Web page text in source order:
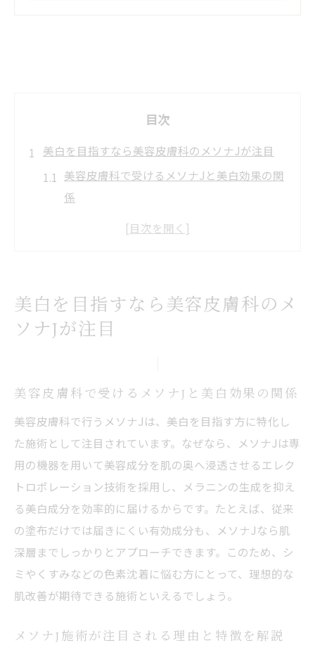
目次
美白を目指すなら美容皮膚科のメソナJが注目
美容皮膚科で受けるメソナJと美白効果の関
係
メソナJ施術が注目される理由と特徴を解説
メソナJ施術後に実感できる自然な美肌とは
美容皮膚科で実践するメソナJのメリットを
紹介
メソナJの美肌効果と持続期間を徹底解説
美容皮膚科メソナJの効果と持続期間の目安
メソナJ施術で得られる美肌変化とその理由
美容皮膚科メソナJの効果が続く期間の実際
持続期間を左右するメソナJの美容成分とは
美容皮膚科の視点で見るメソナJの美白体験
効果を長く保つ美容皮膚科メソナJの活用法
美容皮膚科で叶うメソナJの自然な美肌体験
ト
美白を目指すなら美容皮膚科のメ
ソナJが注目
美容皮膚科で受けるメソナJと美白効果の関係
美容皮膚科で行うメソナJは、美白を目指す方に特化し
た施術として注目されています。なぜなら、メソナJは専
用の機器を用いて美容成分を肌の奥へ浸透させるエレク
トロポレーション技術を採用し、メラニンの生成を抑え
る美白成分を効率的に届けるからです。たとえば、従来
の塗布だけでは届きにくい有効成分も、メソナJなら肌
深層までしっかりとアプローチできます。このため、シ
ミやくすみなどの色素沈着に悩む方にとって、理想的な
肌改善が期待できる施術といえるでしょう。
メソナJ施術が注目される理由と特徴を解説